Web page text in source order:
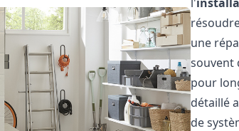
une
souvent
pour
détaillé
de